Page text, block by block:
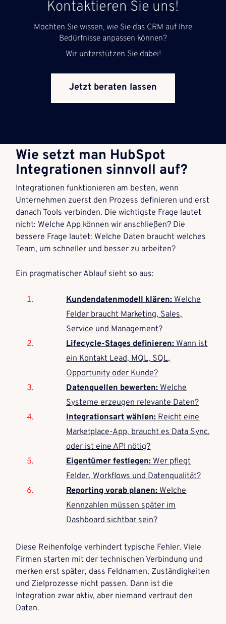
Kontaktieren Sie uns!
Möchten Sie wissen, wie Sie das CRM auf Ihre
Bedürfnisse anpassen können?
Wir unterstützen Sie dabei!
Jetzt beraten lassen
Wie setzt man HubSpot
Integrationen sinnvoll auf?
Integrationen funktionieren am besten, wenn
Unternehmen zuerst den Prozess definieren und erst
danach Tools verbinden. Die wichtigste Frage lautet
nicht: Welche App können wir anschließen? Die
bessere Frage lautet: Welche Daten braucht welches
Team, um schneller und besser zu arbeiten?
Ein pragmatischer Ablauf sieht so aus:
Kundendatenmodell klären:Welche
Felder braucht Marketing, Sales,
Service und Management?
Lifecycle-Stages definieren:Wann ist
ein Kontakt Lead, MQL, SQL,
Opportunity oder Kunde?
Datenquellen bewerten:Welche
Systeme erzeugen relevante Daten?
Integrationsart wählen:Reicht eine
Marketplace-App, braucht es Data Sync,
oder ist eine API nötig?
Eigentümer festlegen:Wer pflegt
Felder, Workflows und Datenqualität?
Reporting vorab planen:Welche
Kennzahlen müssen später im
Dashboard sichtbar sein?
Diese Reihenfolge verhindert typische Fehler. Viele
Firmen starten mit der technischen Verbindung und
merken erst später, dass Feldnamen, Zuständigkeiten
und Zielprozesse nicht passen. Dann ist die
Integration zwar aktiv, aber niemand vertraut den
Daten.